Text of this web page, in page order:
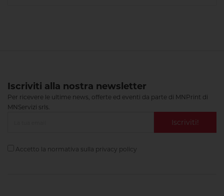
Iscriviti alla nostra newsletter
Per ricevere le ultime news, offerte ed eventi da parte di MNPrint di
MNServizi srls.
Iscriviti!
Accetto la normativa sulla privacy policy